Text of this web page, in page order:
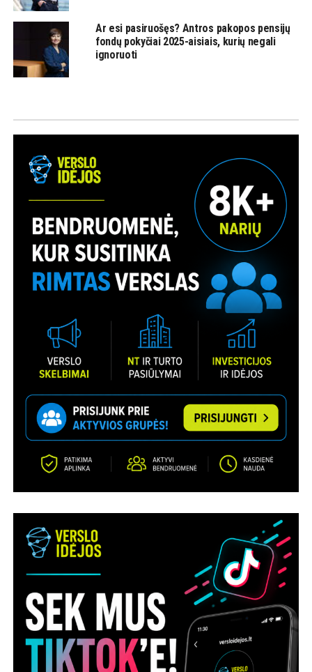
Ar esi pasiruošęs? Antros pakopos pensijų
fondų pokyčiai 2025-aisiais, kurių negali
ignoruoti